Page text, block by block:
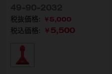
￥5,000
税込価格: ￥5,500
型番49-90-2032